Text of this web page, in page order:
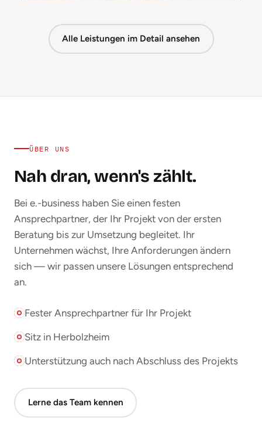
Alle Leistungen im Detail ansehen
ÜBER UNS
Nah dran, wenn's zählt.
Bei e.-business haben Sie einen festen
Ansprechpartner, der Ihr Projekt von der ersten
Beratung bis zur Umsetzung begleitet. Ihr
Unternehmen wächst, Ihre Anforderungen ändern
sich — wir passen unsere Lösungen entsprechend
an.
Fester Ansprechpartner für Ihr Projekt
Sitz in Herbolzheim
Unterstützung auch nach Abschluss des Projekts
Lerne das Team kennen